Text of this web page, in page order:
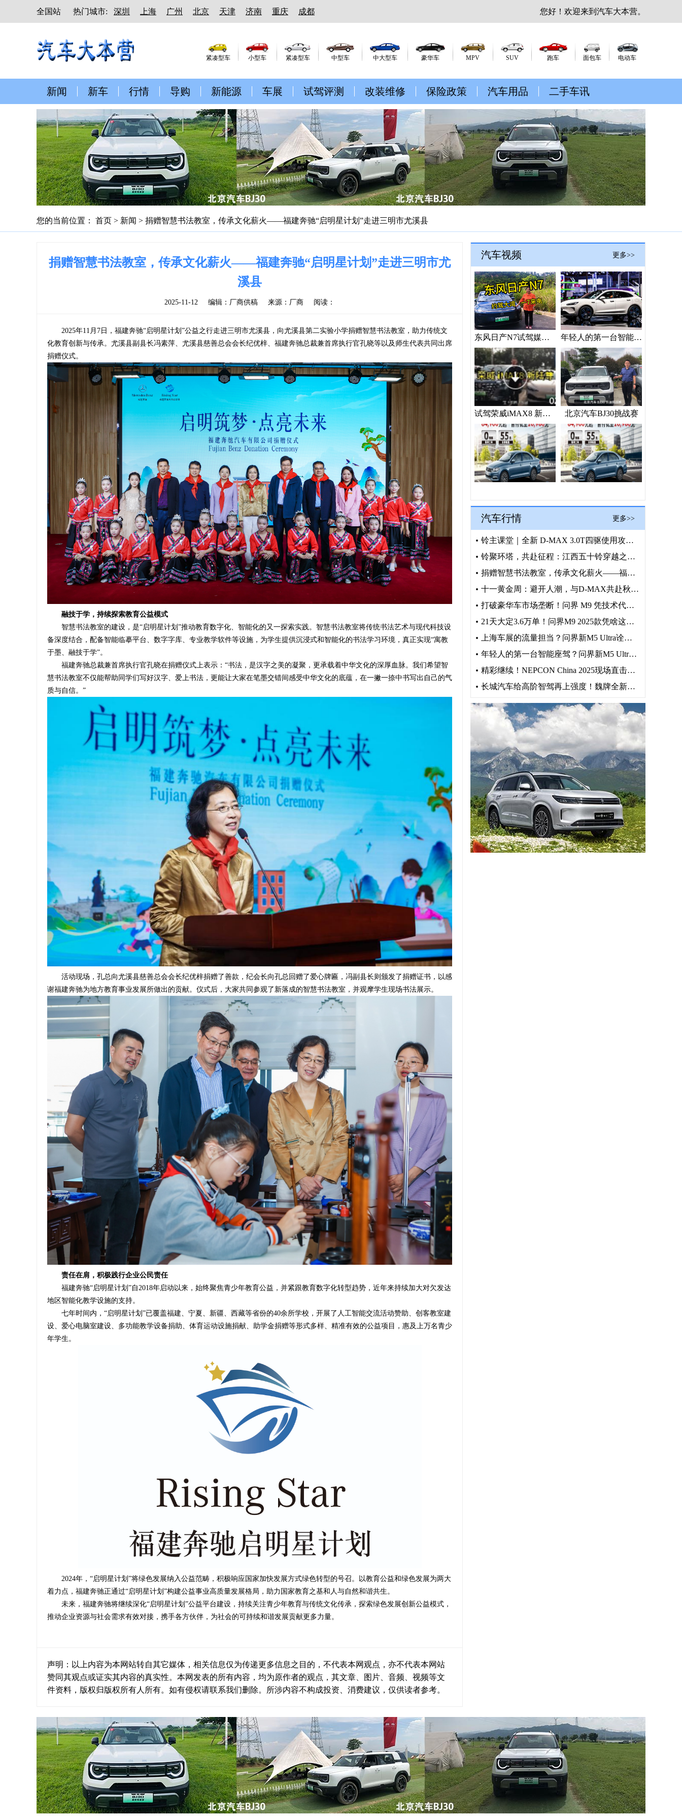
全国站 热门城市: 深圳 上海 广州 北京 天津 济南 重庆 成都 您好！欢迎来到汽车大本营。
紧凑型车 小型车 紧凑型车 中型车 中大型车 豪华车 MPV SUV 跑车 面包车 电动车
新闻 新车 行情 导购 新能源 车展 试驾评测 改装维修 保险政策 汽车用品 二手车讯
您的当前位置： 首页 > 新闻 > 捐赠智慧书法教室，传承文化薪火——福建奔驰“启明星计划”走进三明市尤溪县
捐赠智慧书法教室，传承文化薪火——福建奔驰“启明星计划”走进三明市尤
溪县
2025-11-12 编辑：厂商供稿 来源：厂商 阅读：
2025年11月7日，福建奔驰“启明星计划”公益之行走进三明市尤溪县，向尤溪县第二实验小学捐赠智慧书法教室，助力传统文
化教育创新与传承。尤溪县副县长冯素萍、尤溪县慈善总会会长纪优梓、福建奔驰总裁兼首席执行官孔晓等以及师生代表共同出席
捐赠仪式。
融技于学 ，持续探索教育公益模式
智慧书法教室的建设，是“启明星计划”推动教育数字化、智能化的又一探索实践。智慧书法教室将传统书法艺术与现代科技设
备深度结合，配备智能临摹平台、数字字库、专业教学软件等设施，为学生提供沉浸式和智能化的书法学习环境，真正实现“寓教
于墨、融技于学”。
福建奔驰总裁兼首席执行官孔晓在捐赠仪式上表示：“书法，是汉字之美的凝聚，更承载着中华文化的深厚血脉。我们希望智
慧书法教室不仅能帮助同学们写好汉字、爱上书法，更能让大家在笔墨交错间感受中华文化的底蕴，在一撇一捺中书写出自己的气
质与自信。”
活动现场，孔总向尤溪县慈善总会会长纪优梓捐赠了善款，纪会长向孔总回赠了爱心牌匾，冯副县长则颁发了捐赠证书，以感
谢福建奔驰为地方教育事业发展所做出的贡献。仪式后，大家共同参观了新落成的智慧书法教室，并观摩学生现场书法展示。
责任在肩， 积极践行企业公民责任
福建奔驰“启明星计划”自2018年启动以来，始终聚焦青少年教育公益，并紧跟教育数字化转型趋势，近年来持续加大对欠发达
地区智能化教学设施的支持。
七年时间内，“启明星计划”已覆盖福建、宁夏、新疆、西藏等省份的40余所学校，开展了人工智能交流活动赞助、创客教室建
设、爱心电脑室建设、多功能教学设备捐助、体育运动设施捐献、助学金捐赠等形式多样、精准有效的公益项目，惠及上万名青少
年学生。
2024年，“启明星计划”将绿色发展纳入公益范畴，积极响应国家加快发展方式绿色转型的号召。以教育公益和绿色发展为两大
着力点，福建奔驰正通过“启明星计划”构建公益事业高质量发展格局，助力国家教育之基和人与自然和谐共生。
未来，福建奔驰将继续深化“启明星计划”公益平台建设，持续关注青少年教育与传统文化传承，探索绿色发展创新公益模式，
推动企业资源与社会需求有效对接，携手各方伙伴，为社会的可持续和谐发展贡献更多力量。
声明：以上内容为本网站转自其它媒体，相关信息仅为传递更多信息之目的，不代表本网观点，亦不代表本网站
赞同其观点或证实其内容的真实性。本网发表的所有内容，均为原作者的观点，其文章、图片、音频、视频等文
件资料，版权归版权所有人所有。如有侵权请联系我们删除。所涉内容不构成投资、消费建议，仅供读者参考。
汽车视频 更多>>
东风日产N7试驾媒体“验货” 年轻人的第一台智能座驾？问界新M5 Ultra上海车展抢镜
试驾荣威iMAX8 新陆尊 北京汽车BJ30挑战赛
汽车行情 更多>>
铃主课堂｜全新 D-MAX 3.0T四驱使用攻略，正确操作护
铃聚环塔，共赴征程：江西五十铃穿越之旅火热招募中
捐赠智慧书法教室，传承文化薪火——福建奔驰“启明星计划”走进
十一黄金周：避开人潮，与D-MAX共赴秋日野趣
打破豪华车市场垄断！问界 M9 凭技术代差加冕 50 万级销
21天大定3.6万单！问界M9 2025款凭啥这么火？
上海车展的流量担当？问界新M5 Ultra诠释何为年轻人的梦
年轻人的第一台智能座驾？问界新M5 Ultra上海车展抢镜
精彩继续！NEPCON China 2025现场直击前沿科技
长城汽车给高阶智驾再上强度！魏牌全新高山“车位到车位”惊艳山